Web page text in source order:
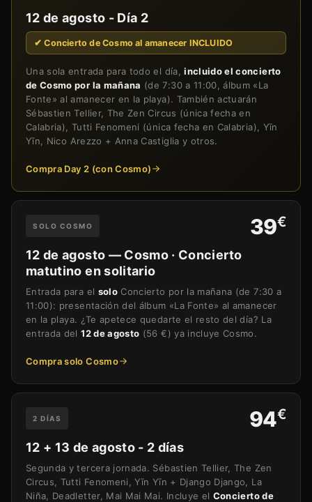
12 de agosto - Día 2
✔ Concierto de Cosmo al amanecer INCLUIDO
Una sola entrada para todo el día,incluido el concierto
de Cosmo por la mañana (de 7:30 a 11:00, álbum «La
Fonte» al amanecer en la playa). También actuarán
Sébastien Tellier, The Zen Circus (única fecha en
Calabria), Tutti Fenomeni (única fecha en Calabria), Yīn
Yīn, Nico Arezzo + Anna Castiglia y otros.
Compra Day 2 (con Cosmo)
SOLO COSMO 39€
12 de agosto — Cosmo · Concierto
matutino en solitario
Entrada para el solo Concierto por la mañana (de 7:30 a
11:00): presentación del álbum «La Fonte» al amanecer
en la playa. ¿Te apetece quedarte el resto del día? La
entrada del12 de agosto (56 €) ya incluye Cosmo.
Compra solo Cosmo
2 DÍAS 94€
12 + 13 de agosto - 2 días
Segunda y tercera jornada. Sébastien Tellier, The Zen
Circus, Tutti Fenomeni, Yīn Yīn + Django Django, La
Niña, Deadletter, Mai Mai Mai. Incluye el Concierto de